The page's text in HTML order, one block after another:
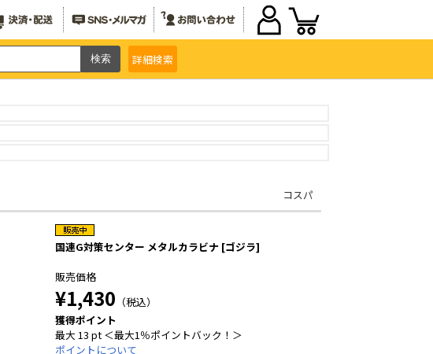
詳細検索
コスパ
国連G対策センター メタルカラビナ [ゴジラ]
販売価格
¥1,430 （税込）
獲得ポイント
最大 13 pt ＜最大1％ポイントバック！＞
ポイントについて